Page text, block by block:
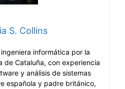
S. Collins
informática por la
de Cataluña, con experiencia
y análisis de sistemas
española y padre británico,